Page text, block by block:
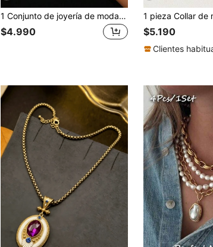
1 Conjunto de joyería de moda para mujer que incluye collar, aretes y pulsera
$4.990 $5.190
Clientes